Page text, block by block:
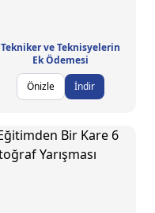
Tekniker ve Teknisyelerin
Ek Ödemesi
Önizle
İndir